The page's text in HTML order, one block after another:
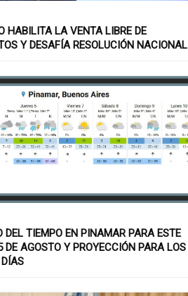
HABILITA LA VENTA LIBRE DE
Y DESAFÍA RESOLUCIÓN NACIONAL
DEL TIEMPO EN PINAMAR PARA ESTE
DE AGOSTO Y PROYECCIÓN PARA LOS